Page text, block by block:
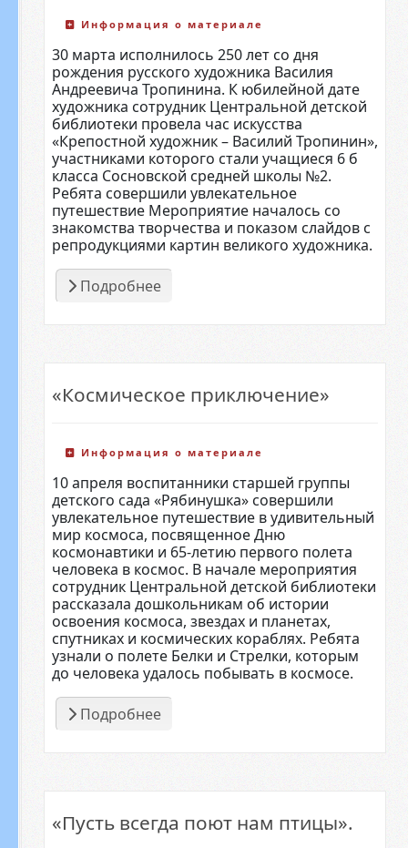
Информация о материале
30 марта исполнилось 250 лет со дня
рождения русского художника Василия
Андреевича Тропинина. К юбилейной дате
художника сотрудник Центральной детской
библиотеки провела час искусства
«Крепостной художник – Василий Тропинин»,
участниками которого стали учащиеся 6 б
класса Сосновской средней школы №2.
Ребята совершили увлекательное
путешествие Мероприятие началось со
знакомства творчества и показом слайдов с
репродукциями картин великого художника.
Подробнее
«Космическое приключение»
Информация о материале
10 апреля воспитанники старшей группы
детского сада «Рябинушка» совершили
увлекательное путешествие в удивительный
мир космоса, посвященное Дню
космонавтики и 65-летию первого полета
человека в космос. В начале мероприятия
сотрудник Центральной детской библиотеки
рассказала дошкольникам об истории
освоения космоса, звездах и планетах,
спутниках и космических кораблях. Ребята
узнали о полете Белки и Стрелки, которым
до человека удалось побывать в космосе.
Подробнее
«Пусть всегда поют нам птицы».